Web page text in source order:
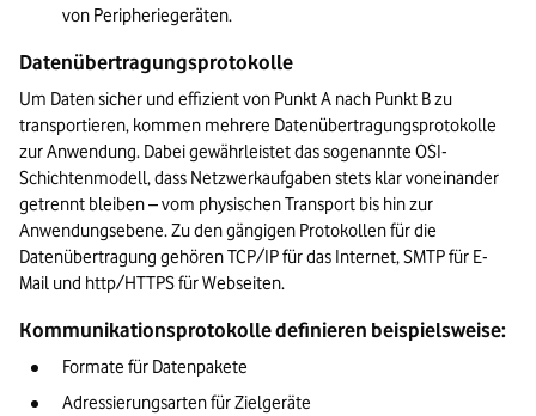
von Peripheriegeräten.
Datenübertragungsprotokolle
Um Daten sicher und effizient von Punkt A nach Punkt B zu
transportieren, kommen mehrere Datenübertragungsprotokolle
zur Anwendung. Dabei gewährleistet das sogenannte OSI-
Schichtenmodell, dass Netzwerkaufgaben stets klar voneinander
getrennt bleiben – vom physischen Transport bis hin zur
Anwendungsebene. Zu den gängigen Protokollen für die
Datenübertragung gehören TCP/IP für das Internet, SMTP für E-
Mail und http/HTTPS für Webseiten.
Kommunikationsprotokolle definieren beispielsweise:
Formate für Datenpakete
Adressierungsarten für Zielgeräte